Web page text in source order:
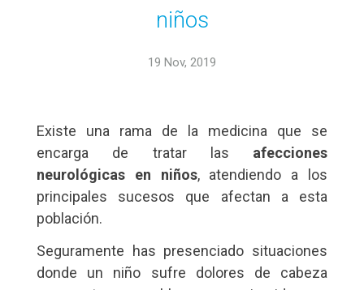
niños
19 Nov, 2019
Existe una rama de la medicina que se
encarga de tratar las afecciones
neurológicas en niños, atendiendo a los
principales sucesos que afectan a esta
población.
Seguramente has presenciado situaciones
donde un niño sufre dolores de cabeza